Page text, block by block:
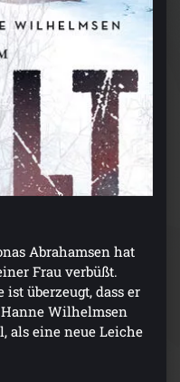
Abrahamsen hat
Frau verbüßt.
überzeugt, dass er
Wilhelmsen
als eine neue Leiche